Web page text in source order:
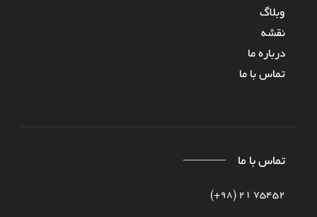
وبلاگ
نقشه
درباره‌ ما
تماس با ما
تماس با ما
75452 21 (98+)